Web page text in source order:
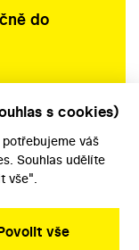
do
s cookies)
váš
Souhlas udělíte
vše".
vše